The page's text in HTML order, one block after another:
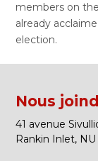
members on
already
election.
Nous
41 avenue
Rankin Inlet,